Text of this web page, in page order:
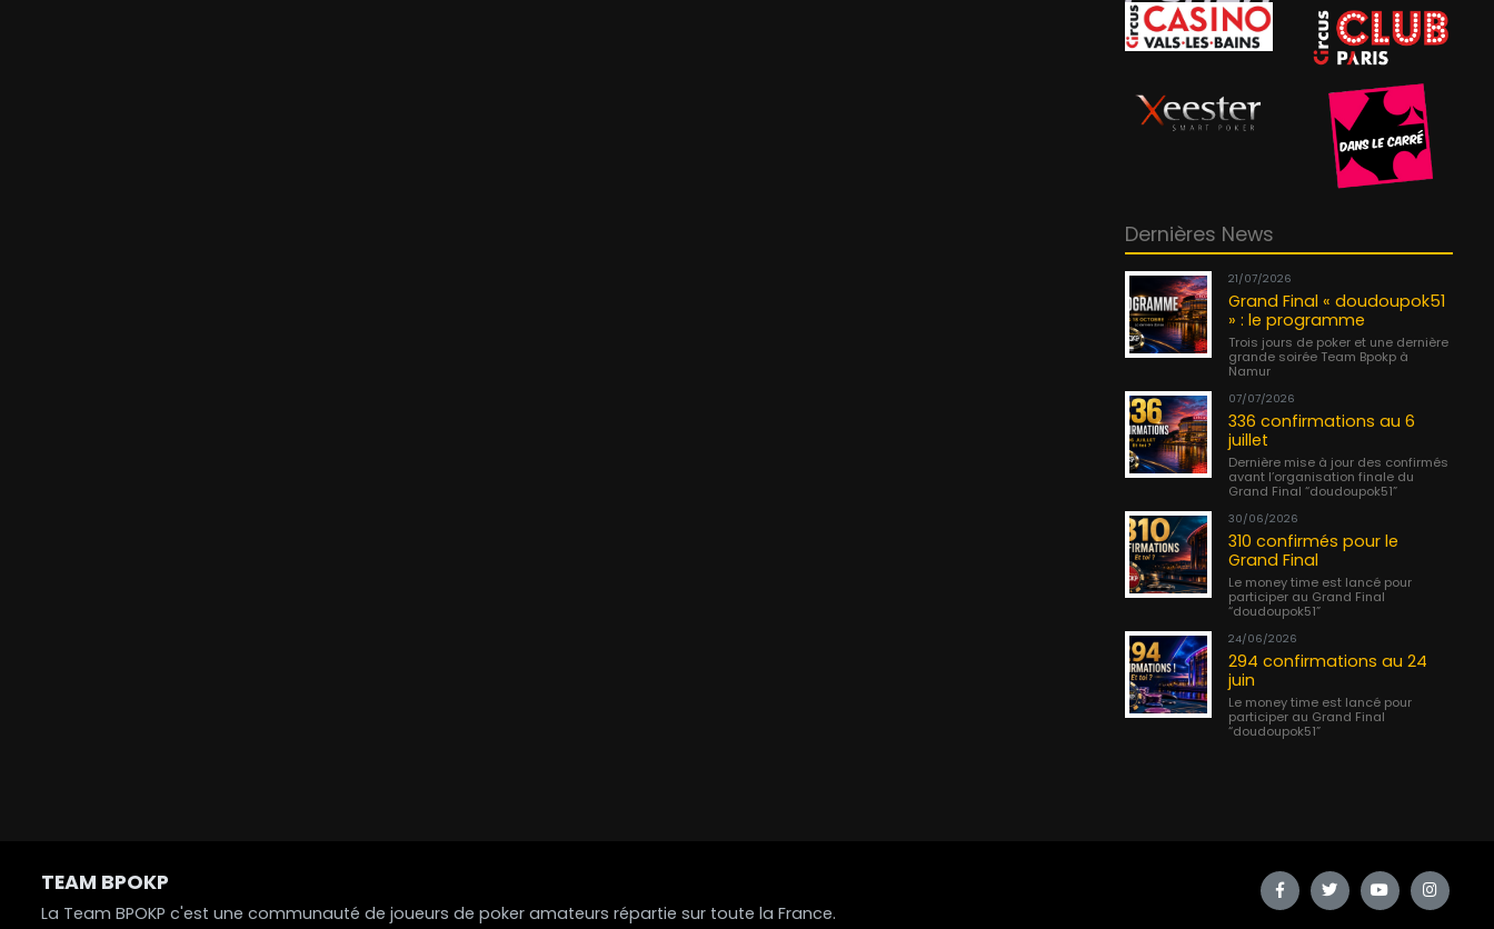
Dernières News
21/07/2026
Grand Final « doudoupok51
» : le programme
Trois jours de poker et une dernière
grande soirée Team Bpokp à
Namur
07/07/2026
336 confirmations au 6
juillet
Dernière mise à jour des confirmés
avant l’organisation finale du
Grand Final “doudoupok51”
30/06/2026
310 confirmés pour le
Grand Final
Le money time est lancé pour
participer au Grand Final
“doudoupok51”
24/06/2026
294 confirmations au 24
juin
Le money time est lancé pour
participer au Grand Final
“doudoupok51”
TEAM BPOKP
La Team BPOKP c'est une communauté de joueurs de poker amateurs répartie sur toute la France.